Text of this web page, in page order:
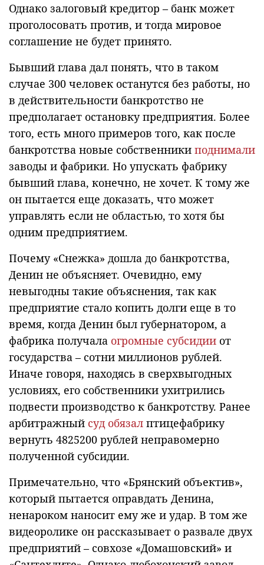
Однако залоговый кредитор – банк может
проголосовать против, и тогда мировое
соглашение не будет принято.
Бывший глава дал понять, что в таком
случае 300 человек останутся без работы, но
в действительности банкротство не
предполагает остановку предприятия. Более
того, есть много примеров того, как после
банкротства новые собственники поднимали
заводы и фабрики. Но упускать фабрику
бывший глава, конечно, не хочет. К тому же
он пытается еще доказать, что может
управлять если не областью, то хотя бы
одним предприятием.
Почему «Снежка» дошла до банкротства,
Денин не объясняет. Очевидно, ему
невыгодны такие объяснения, так как
предприятие стало копить долги еще в то
время, когда Денин был губернатором, а
фабрика получала огромные субсидии от
государства – сотни миллионов рублей.
Иначе говоря, находясь в сверхвыгодных
условиях, его собственники ухитрились
подвести производство к банкротству. Ранее
арбитражный суд обязал птицефабрику
вернуть 4825200 рублей неправомерно
полученной субсидии.
Примечательно, что «Брянский объектив»,
который пытается оправдать Денина,
ненароком наносит ему же и удар. В том же
видеоролике он рассказывает о развале двух
предприятий – совхозе «Домашовский» и